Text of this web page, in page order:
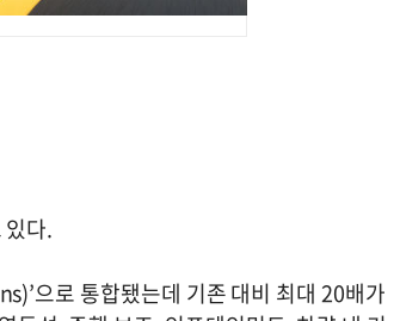
있다.
으로 통합됐는데 기존 대비 최대 20배가